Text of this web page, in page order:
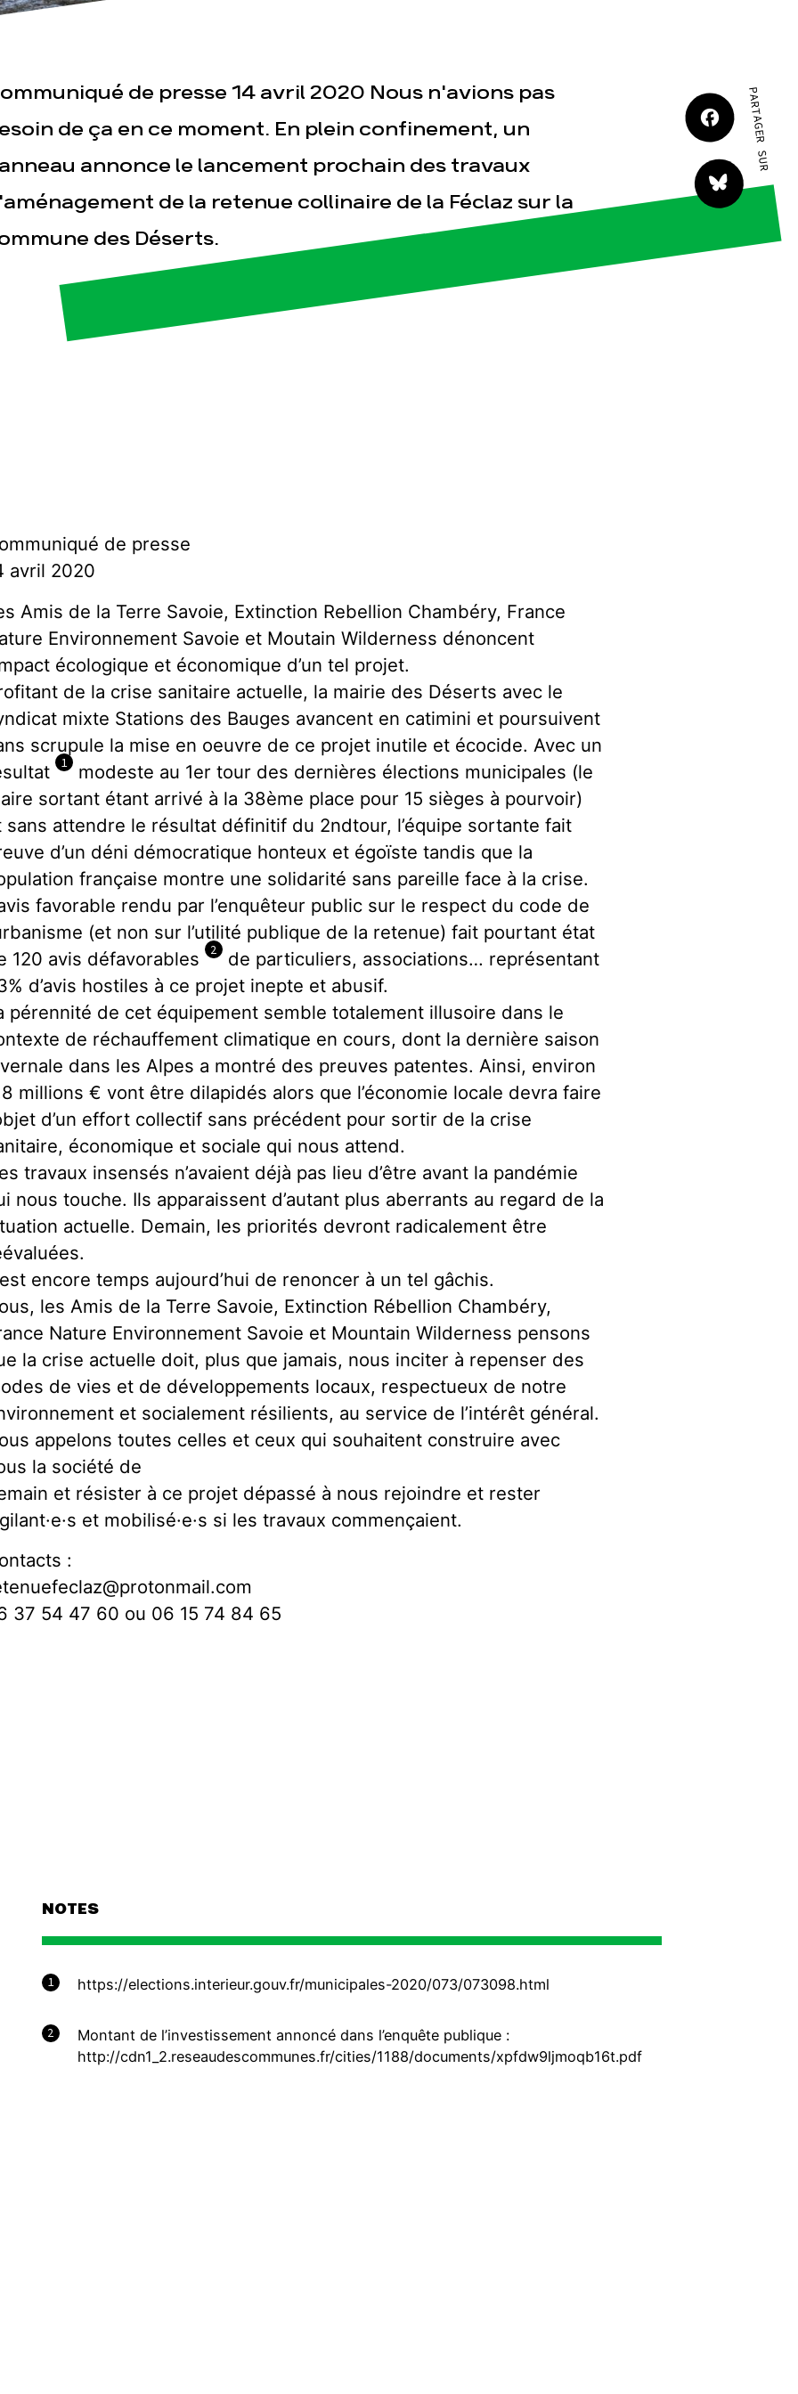
Publications Contact
de presse 14 avril 2020 Nous n'avions pas
de ça en ce moment. En plein confinement, un
annonce le lancement prochain des travaux
de la retenue collinaire de la Féclaz sur la
des Déserts.
PARTAGER SUR
de presse
avril 2020
Amis de la Terre Savoie, Extinction Rebellion Chambéry, France
Environnement Savoie et Moutain Wilderness dénoncent
écologique et économique d’un tel projet.
de la crise sanitaire actuelle, la mairie des Déserts avec le
mixte Stations des Bauges avancent en catimini et poursuivent
scrupule la mise en oeuvre de ce projet inutile et écocide. Avec un
1 modeste au 1er tour des dernières élections municipales (le
sortant étant arrivé à la 38ème place pour 15 sièges à pourvoir)
sans attendre le résultat définitif du 2ndtour, l’équipe sortante fait
d’un déni démocratique honteux et égoïste tandis que la
française montre une solidarité sans pareille face à la crise.
favorable rendu par l’enquêteur public sur le respect du code de
(et non sur l’utilité publique de la retenue) fait pourtant état
120 avis défavorables
2 de particuliers, associations… représentant
d’avis hostiles à ce projet inepte et abusif.
pérennité de cet équipement semble totalement illusoire dans le
de réchauffement climatique en cours, dont la dernière saison
dans les Alpes a montré des preuves patentes. Ainsi, environ
millions € vont être dilapidés alors que l’économie locale devra faire
d’un effort collectif sans précédent pour sortir de la crise
économique et sociale qui nous attend.
travaux insensés n’avaient déjà pas lieu d’être avant la pandémie
nous touche. Ils apparaissent d’autant plus aberrants au regard de la
actuelle. Demain, les priorités devront radicalement être
encore temps aujourd’hui de renoncer à un tel gâchis.
les Amis de la Terre Savoie, Extinction Rébellion Chambéry,
Nature Environnement Savoie et Mountain Wilderness pensons
la crise actuelle doit, plus que jamais, nous inciter à repenser des
de vies et de développements locaux, respectueux de notre
et socialement résilients, au service de l’intérêt général.
appelons toutes celles et ceux qui souhaitent construire avec
la société de
et résister à ce projet dépassé à nous rejoindre et rester
et mobilisé·e·s si les travaux commençaient.
:
37 54 47 60 ou 06 15 74 84 65
NOTES
1 https://elections.interieur.gouv.fr/municipales-2020/073/073098.html
2
Montant de l’investissement annoncé dans l’enquête publique :
http://cdn1_2.reseaudescommunes.fr/cities/1188/documents/xpfdw9ljmoqb16t.pdf